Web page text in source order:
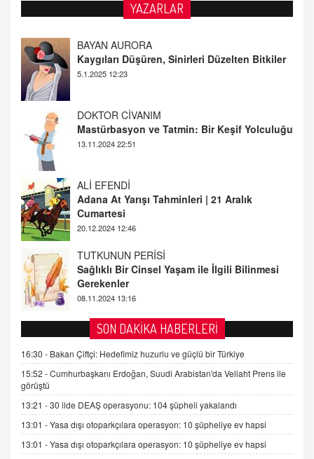
YAZARLAR
DOKTOR CİVANIM
Mastürbasyon ve Tatmin: Bir Keşif Yolculuğu
13.11.2024 22:51
ALİ EFENDİ
Adana At Yarışı Tahminleri | 21 Aralık
Cumartesi
TUTKUNUN PERİSİ
Sağlıklı Bir Cinsel Yaşam ile İlgili Bilinmesi
Gerekenler
08.11.2024 13:16
FARUK ÖNALAN
Tezkere Onaylanmasaydı…
2 Kasım 2021 Salı 00:11
AV. DOĞAN CAN DOĞAN
Kişisel verilerin korunması ve dijital hukukun
gelişimi
15.09.2025 16:17
SEHER EREK
Kış Ayları Geldi, Hangi Önlemler Alınmalı?
9.12.2025 10:11
SON DAKİKA HABERLERİ
16:30 - Bakan Çiftçi: Hedefimiz huzurlu ve güçlü bir Türkiye
15:52 -Cumhurbaşkanı Erdoğan, Suudi Arabistan'da Veliaht Prens ile
görüştü
13:21 -30 ilde DEAŞ operasyonu: 104 şüpheli yakalandı
13:01 -Yasa dışı otoparkçılara operasyon: 10 şüpheliye ev hapsi
13:01 -Yasa dışı otoparkçılara operasyon: 10 şüpheliye ev hapsi